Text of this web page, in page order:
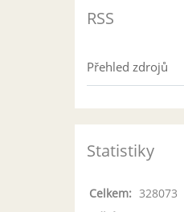
RSS
Přehled zdrojů
Statistiky
Celkem: 328073